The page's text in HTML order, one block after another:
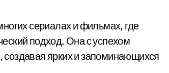
сериалах и фильмах, где
подход. Она с успехом
ярких и запоминающихся